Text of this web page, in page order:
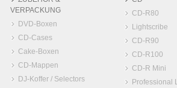
VERPACKUNG
DVD-Boxen
CD-Cases
Cake-Boxen
CD-Mappen
DJ-Koffer / Selectors
CD-R80
Lightscribe
CD-R90
CD-R100
CD-R Mini
Professional